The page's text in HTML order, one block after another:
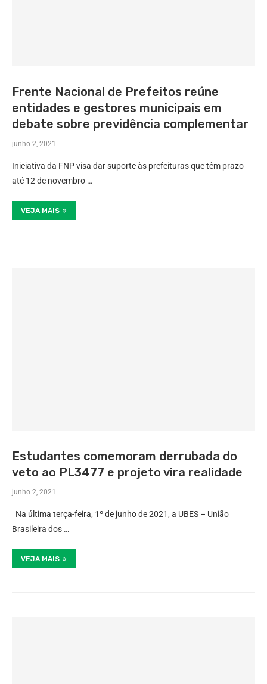
Frente Nacional de Prefeitos reúne
entidades e gestores municipais em
debate sobre previdência complementar
junho 2, 2021
Iniciativa da FNP visa dar suporte às prefeituras que têm prazo
até 12 de novembro …
VEJA MAIS
Estudantes comemoram derrubada do
veto ao PL3477 e projeto vira realidade
junho 2, 2021
Na última terça-feira, 1º de junho de 2021, a UBES – União
Brasileira dos …
VEJA MAIS